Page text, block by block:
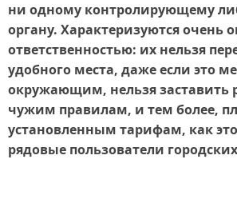
ни одному контролирующему
органу. Характеризуются очень
ответственностью: их нельзя
удобного места, даже если это
окружающим, нельзя заставить
чужим правилам, и тем более,
установленным тарифам, как
рядовые пользователи